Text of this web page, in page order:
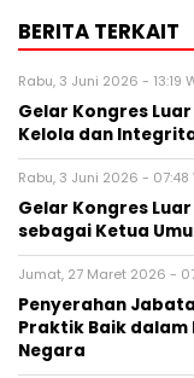
BERITA TERKAIT
Rabu, 3 Juni 2026 - 13:19
Gelar Kongres
Kelola dan
Rabu, 3 Juni 2026 - 07:48
Gelar Kongres Luar
sebagai Ketua
Jumat, 27 Maret 2026 -
Penyerahan
Praktik Baik dalam
Negara